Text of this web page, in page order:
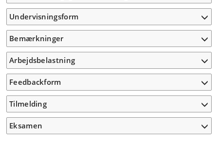
Undervisningsform
Bemærkninger
Arbejdsbelastning
Feedbackform
Tilmelding
Eksamen